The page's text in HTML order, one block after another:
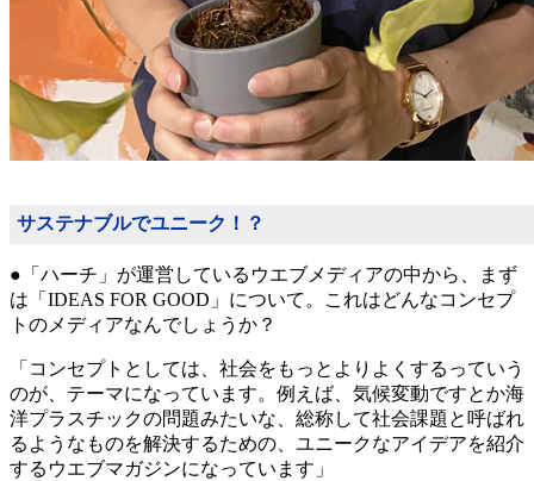
サステナブルでユニーク！？
●「ハーチ」が運営しているウエブメディアの中から、まず
は「IDEAS FOR GOOD」について。これはどんなコンセプ
トのメディアなんでしょうか？
「コンセプトとしては、社会をもっとよりよくするっていう
のが、テーマになっています。例えば、気候変動ですとか海
洋プラスチックの問題みたいな、総称して社会課題と呼ばれ
るようなものを解決するための、ユニークなアイデアを紹介
するウエブマガジンになっています」